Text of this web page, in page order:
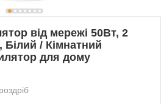
від мережі 50Вт, 2
Білий / Кімнатний
для дому